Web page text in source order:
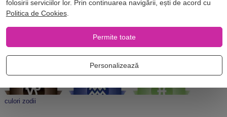
culori zodii
folosirii serviciilor lor. Prin continuarea navigării, ești de acord cu
Politica de Cookies.
Permite toate
Personalizează